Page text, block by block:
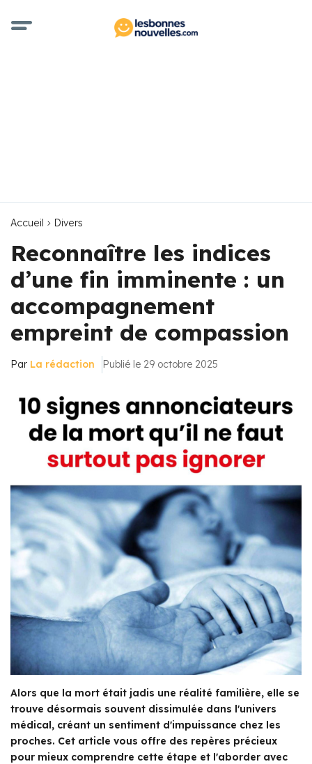
Accueil Divers
Reconnaître les indices
d’une fin imminente : un
accompagnement
empreint de compassion
Par La rédaction Publié le 29 octobre 2025
Alors que la mort était jadis une réalité familière, elle se
trouve désormais souvent dissimulée dans l'univers
médical, créant un sentiment d'impuissance chez les
proches. Cet article vous offre des repères précieux
pour mieux comprendre cette étape et l'aborder avec